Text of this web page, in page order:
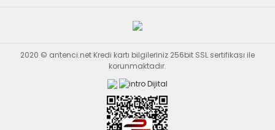
2020 © antenci.net Kredi kartı bilgileriniz 256bit SSL sertifikası ile
korunmaktadır.